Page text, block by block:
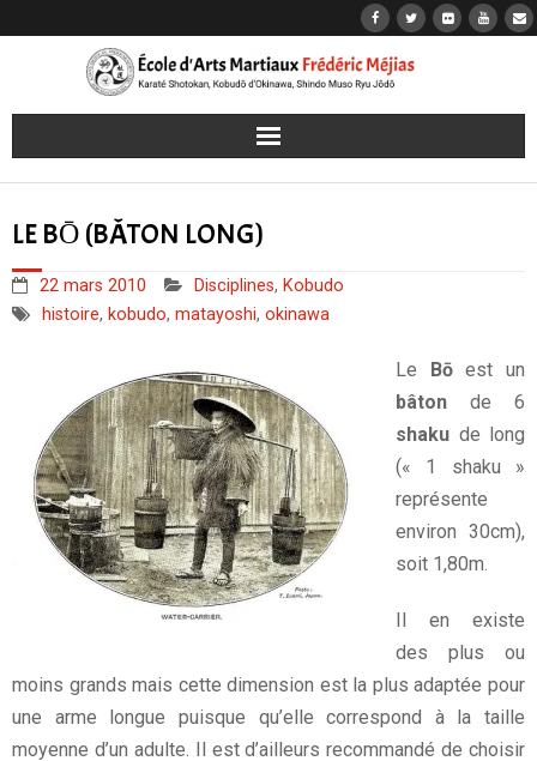
Accueil
Karaté
Kobudō
Iaidō
Les dojos
Evénements
LE BŌ (BÂTON LONG)
22 mars 2010 Disciplines, Kobudo
histoire, kobudo, matayoshi, okinawa
Le Bōest un
bâton de 6
shaku de long
(« 1 shaku »
représente
environ 30cm),
soit 1,80m.
Il en existe
des plus ou
moins grands mais cette dimension est la plus adaptée pour
une arme longue puisque qu’elle correspond à la taille
moyenne d’un adulte. Il est d’ailleurs recommandé de choisir